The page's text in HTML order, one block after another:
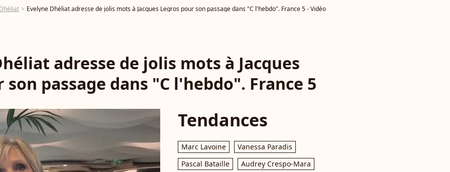
Evelyne Dhéliat adresse de jolis mots à Jacques Legros pour son passage dans "C l'hebdo". France 5 - Vidéo
adresse de jolis mots à Jacques
son passage dans "C l'hebdo". France 5
Tendances
Marc Lavoine
Vanessa Paradis
Pascal Bataille
Audrey Crespo-Mara